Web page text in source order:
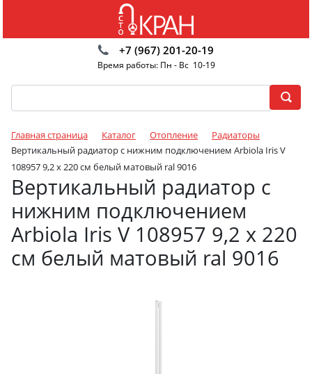
+7 (967) 201-20-19
Время работы: Пн - Вс 10-19
Главная страница Каталог Отопление
Радиаторы
Вертикальный радиатор с нижним подключением Arbiola Iris V
108957 9,2 х 220 см белый матовый ral 9016
Вертикальный радиатор с
нижним подключением
Arbiola Iris V 108957 9,2 х 220
см белый матовый ral 9016